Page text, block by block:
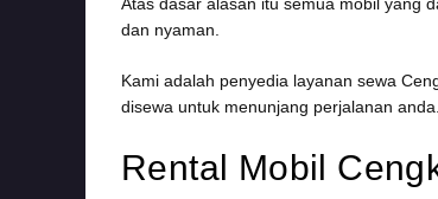
dan nyaman.
Kami adalah penyedia layanan sewa
disewa untuk menunjang perjalanan anda.
Rental Mobil